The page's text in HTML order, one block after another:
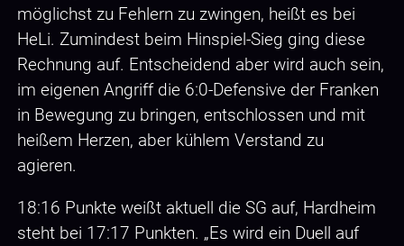
möglichst zu Fehlern zu zwingen, heißt es bei
HeLi. Zumindest beim Hinspiel-Sieg ging diese
Rechnung auf. Entscheidend aber wird auch sein,
im eigenen Angriff die 6:0-Defensive der Franken
in Bewegung zu bringen, entschlossen und mit
heißem Herzen, aber kühlem Verstand zu
agieren.
18:16 Punkte weißt aktuell die SG auf, Hardheim
steht bei 17:17 Punkten. „Es wird ein Duell auf